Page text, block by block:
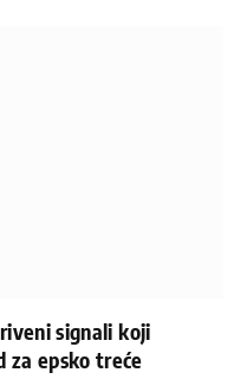
signali koji
za epsko treće